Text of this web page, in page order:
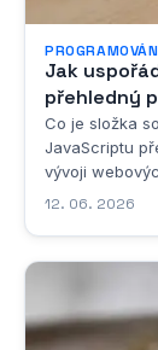
Jak
přehledný
Co je složka
JavaScriptu
vývoji
zkušený
12. 06. 2026